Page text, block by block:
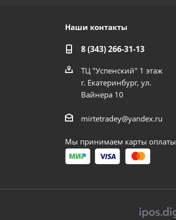
Наши контакты
8 (343) 266-31-13
ТЦ "Успенский" 1 этаж
г. Екатеринбург, ул.
Вайнера 10
mirtetradey@yandex.ru
Мы принимаем карты оплаты